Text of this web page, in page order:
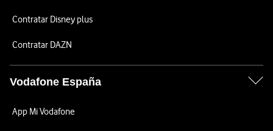
Contratar Disney plus
Contratar DAZN
Vodafone España
App Mi Vodafone